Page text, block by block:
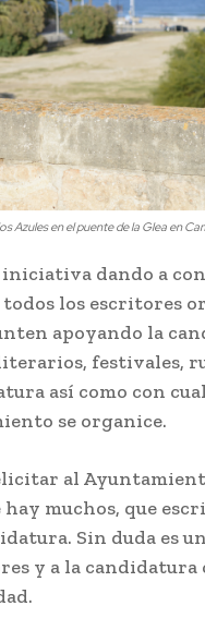
Azules en el puente de la Glea en
dando a
los escritores
apoyando la
festivales,
así como con
se organice.
al
muchos, que
Sin duda es
y a la candidatura